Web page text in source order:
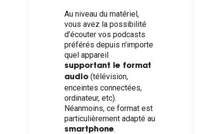
Au niveau du matériel,
vous avez la possibilité
d’écouter vos podcasts
préférés depuis n’importe
quel appareil
supportant le format
audio(télévision,
enceintes connectées,
ordinateur, etc).
Néanmoins, ce format est
particulièrement adapté au
smartphone.